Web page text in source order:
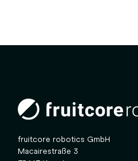
fruitcore robotics GmbH
Macairestraße 3